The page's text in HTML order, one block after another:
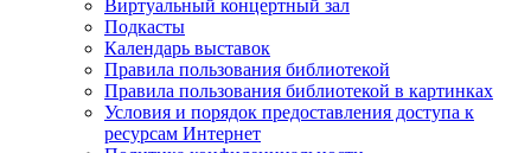
Виртуальный концертный зал
Подкасты
Календарь выставок
Правила пользования библиотекой
Правила пользования библиотекой в картинках
Условия и порядок предоставления доступа к
ресурсам Интернет